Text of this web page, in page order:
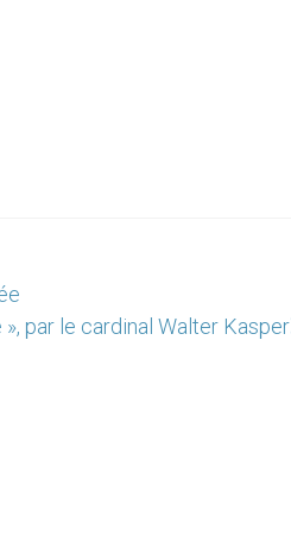
par le cardinal Walter Kasper